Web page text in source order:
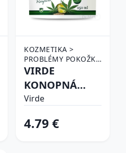
KOZMETIKA >
PROBLÉMY POKOŽKY
> SUCHÁ POKOŽKA A
VIRDE
KONOPNÁ
MASŤ
Virde
4.79 €